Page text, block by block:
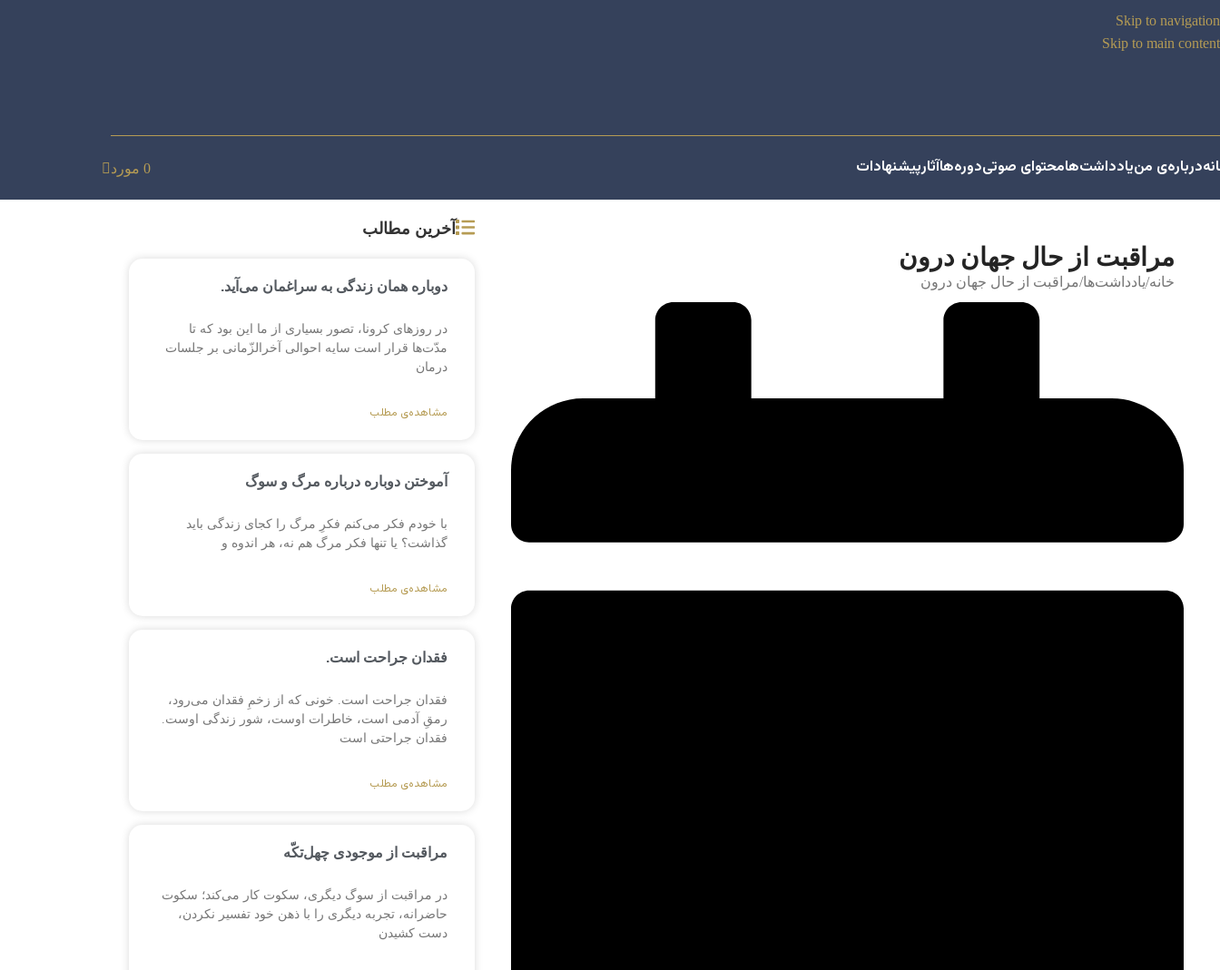
Skip to navigation
Skip to main content
درباره‌ی منیادداشت‌هامحتوای صوتیدوره‌هاآثارپیشنهادات 0 مورد
مراقبت از حال جهان درون
خانه یادداشت‌ها مراقبت از حال جهان درون
آخرین مطالب
دوباره همان زندگی به سراغمان می‌آید.
در روزهای کرونا، تصور بسیاری از ما این بود که تا
مدّت‌ها قرار است سایه احوالی آخرالزّمانی بر جلسات
درمان
مشاهده‌ی مطلب
آموختن دوباره درباره مرگ و سوگ
با خودم فکر می‌کنم فکرِ مرگ را کجای زندگی باید
گذاشت؟ یا تنها فکر مرگ هم نه، هر اندوه و
مشاهده‌ی مطلب
فقدان جراحت است.
فقدان جراحت است. خونی که از زخمِ فقدان می‌رود،
رمقِ آدمی است، خاطرات اوست، شور زندگی اوست.
فقدان جراحتی است
مشاهده‌ی مطلب
مراقبت از موجودی چهل‌تکّه
در مراقبت از سوگ دیگری، سکوت کار می‌کند؛ سکوت
حاضرانه، تجربه دیگری را با ذهن خود تفسیر نکردن،
دست کشیدن